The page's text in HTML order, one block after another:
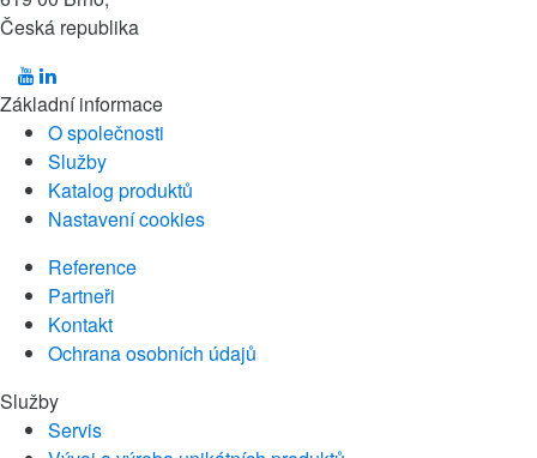
Česká republika
Základní informace
O společnosti
Služby
Katalog produktů
Nastavení cookies
Reference
Partneři
Kontakt
Ochrana osobních údajů
Služby
Servis